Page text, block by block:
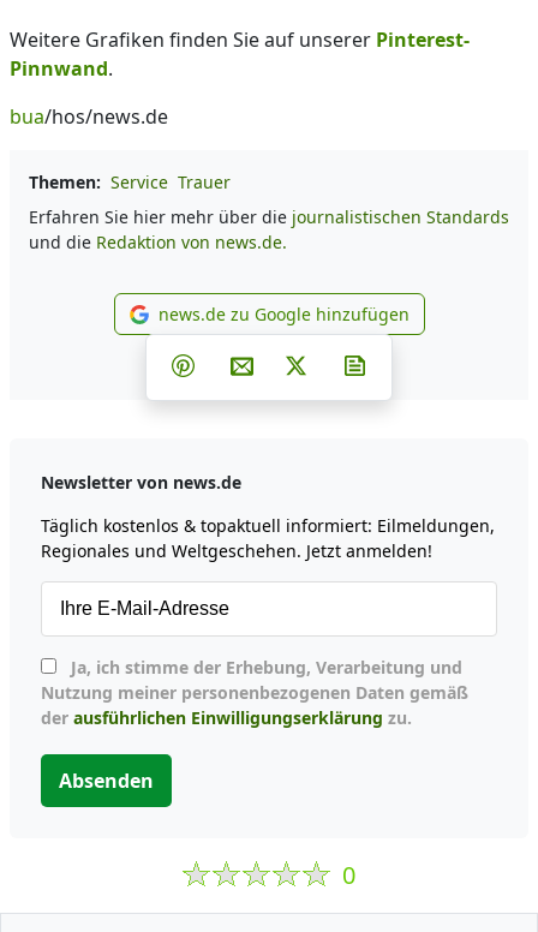
Weitere Grafiken finden Sie auf unserer Pinterest-
Pinnwand.
bua/hos/news.de
Themen: Service Trauer
Erfahren Sie hier mehr über die journalistischen Standards
und die Redaktion von news.de.
news.de zu Google
news.de zu Google hinzufügen
Teilen auf Facebook
Teilen auf Whatsapp
Teilen auf Telegram
Teilen auf Pinterest
Per E-Mail teilen
Post auf X
Newsletter von news.de
Täglich kostenlos & topaktuell informiert: Eilmeldungen,
Regionales und Weltgeschehen. Jetzt anmelden!
Nutzung meiner personenbezogenen Daten gemäß
der ausführlichen Einwilligungserklärung zu.
Absenden
0